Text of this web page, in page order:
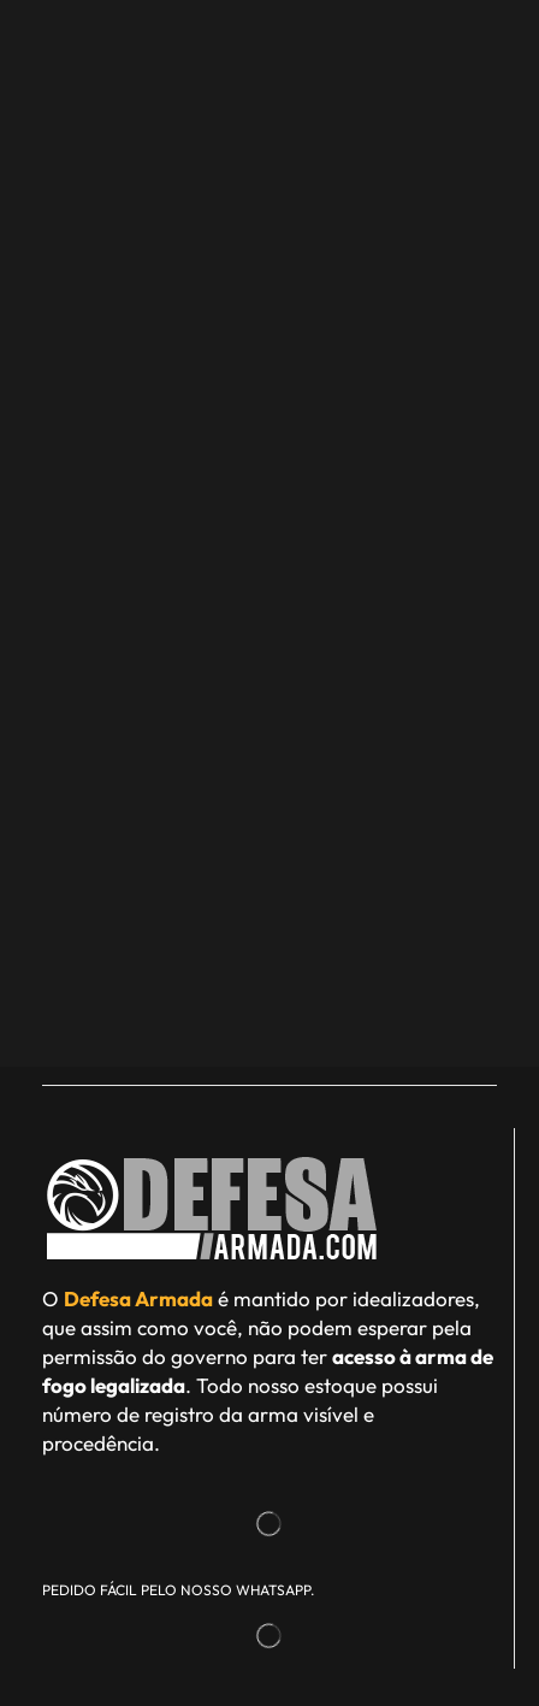
O Defesa Armadaé mantido por idealizadores,
que assim como você, não podem esperar pela
permissão do governo para teracesso à arma de
fogo legalizada. Todo nosso estoque possui
número de registro da arma visível e
procedência.
PEDIDO FÁCIL PELO NOSSO WHATSAPP.